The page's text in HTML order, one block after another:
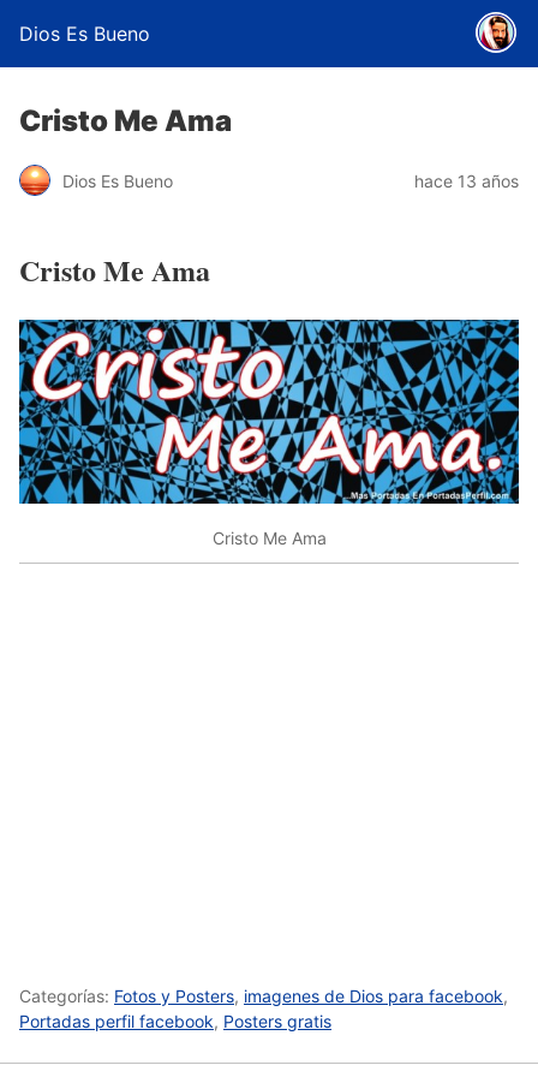
Dios Es Bueno
Cristo Me Ama
Dios Es Bueno hace 13 años
Cristo Me Ama
Cristo Me Ama
Categorías: Fotos y Posters, imagenes de Dios para facebook,
Portadas perfil facebook, Posters gratis